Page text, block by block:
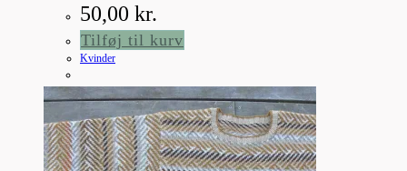
50,00 kr.
Tilføj til kurv
Kvinder